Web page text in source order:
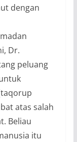
dengan
Dr.
peluang
atas salah
Beliau
itu